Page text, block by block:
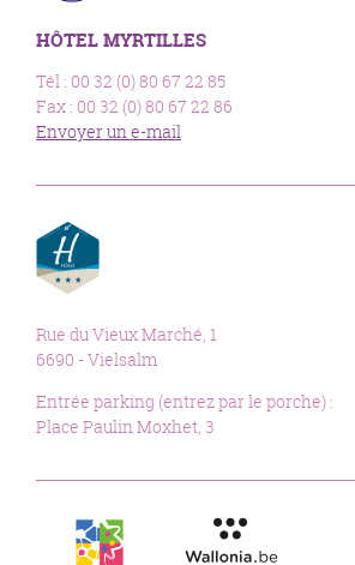
HÔTEL MYRTILLES
Tél : 00 32 (0) 80 67 22 85
Fax : 00 32 (0) 80 67 22 86
Envoyer un e-mail
Rue du Vieux Marché, 1
6690 - Vielsalm
Entrée parking (entrez par le porche) :
Place Paulin Moxhet, 3